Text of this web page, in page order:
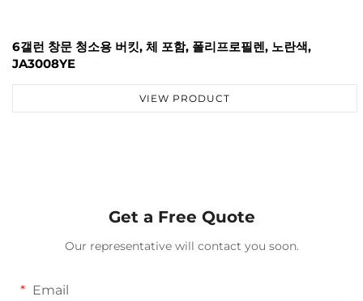
6갤런 창문 청소용 버킷, 체 포함, 폴리프로필렌, 노란색,
JA3008YE
VIEW PRODUCT
Get a Free Quote
Our representative will contact you soon.
Email